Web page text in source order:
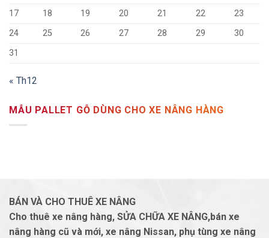
17
18 19 20 21 22
23
24
25 26 27 28 29
30
31
« Th12
MẪU PALLET GỖ DÙNG CHO XE NÂNG HÀNG
BÁN VÀ CHO THUÊ XE NÂNG
Cho thuê xe nâng hàng, SỬA CHỮA XE NÂNG,bán xe
nâng hàng cũ và mới, xe nâng Nissan, phụ tùng xe nâng